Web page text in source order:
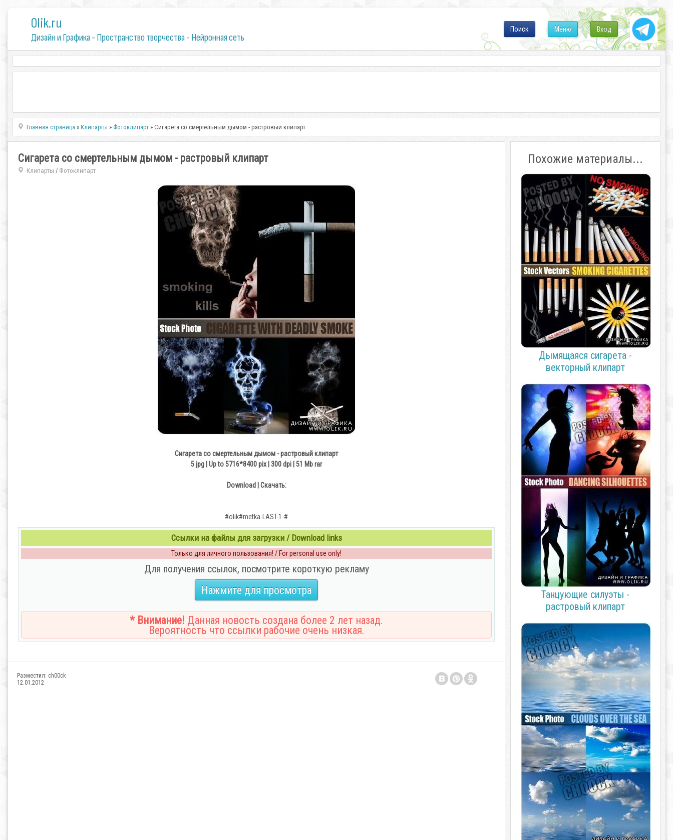
0lik.ru
Дизайн и Графика - Пространство творчества - Нейронная сеть
Вход
Меню
Поиск
Главная страница »Клипарты » Фотоклипарт » Сигарета со смертельным дымом - растровый клипарт
Сигарета со смертельным дымом - растровый клипарт
Клипарты / Фотоклипарт
Сигарета со смертельным дымом - растровый клипарт
5 jpg | Up to 5716*8400 pix | 300 dpi | 51 Mb rar
Download | Скачать:
#olik#metka-LAST-1-#
Ссылки на файлы для загрузки / Download links
Только для личного пользования! / For personal use only!
Для получения ссылок, посмотрите короткую рекламу
Нажмите для просмотра
* Внимание! Данная новость создана более 2 лет назад.
Вероятность что ссылки рабочие очень низкая.
Разместил: ch00ck
12.01.2012
Похожие материалы...
Дымящаяся сигарета -
векторный клипарт
Танцующие силуэты -
растровый клипарт